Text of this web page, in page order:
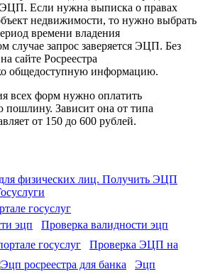
Если нужна выписка о правах
недвижимости, то нужно выбрать
времени владения
случае запрос заверяется ЭЦП. Без
сайте Росреестра
общедоступную информацию.
всех форм нужно оплатить
пошлину. Зависит она от типа
от 150 до 600 рублей.
госуслуг
Проверка валидности эцп
Проверка ЭЦП на
Эцп